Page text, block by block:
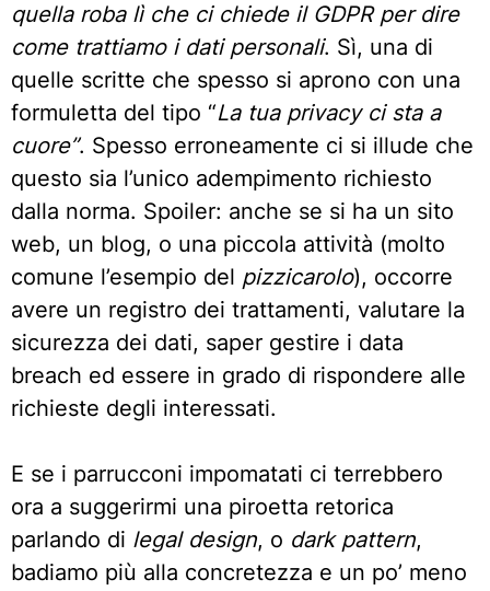
quella roba lì che ci chiede il GDPR per dire
come trattiamo i dati personali. Sì, una di
quelle scritte che spesso si aprono con una
formuletta del tipo “La tua privacy ci sta a
cuore”. Spesso erroneamente ci si illude che
questo sia l’unico adempimento richiesto
dalla norma. Spoiler: anche se si ha un sito
web, un blog, o una piccola attività (molto
comune l’esempio del pizzicarolo), occorre
avere un registro dei trattamenti, valutare la
sicurezza dei dati, saper gestire i data
breach ed essere in grado di rispondere alle
richieste degli interessati.
E se i parrucconi impomatati ci terrebbero
ora a suggerirmi una piroetta retorica
parlando di legal design, o dark pattern,
badiamo più alla concretezza e un po’ meno